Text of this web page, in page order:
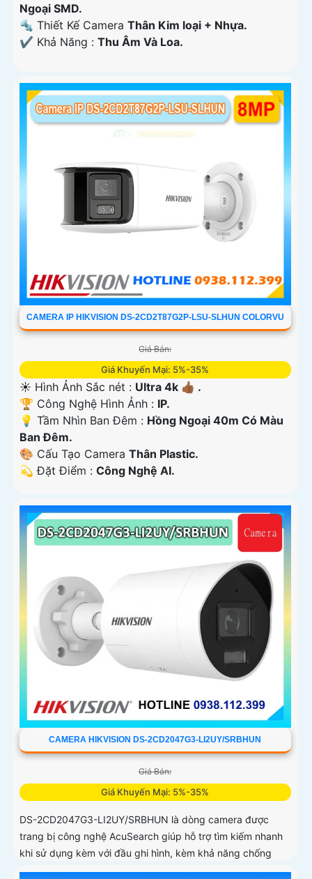
Ngoại SMD.
🔩 Thiết Kế Camera Thân Kim loại + Nhựa.
️✔️ Khả Năng : Thu Âm Và Loa.
CAMERA IP HIKVISION DS-2CD2T87G2P-LSU-SLHUN COLORVU
Giá Bán:
Giá Khuyến Mại: 5%-35%
☀️ Hình Ảnh Sắc nét : Ultra 4k 👍🏾 .
🏆 Công Nghệ Hình Ảnh : IP.
💡 Tầm Nhìn Ban Đêm : Hồng Ngoại 40m Có Màu
Ban Ðêm.
🎨 Cấu Tạo Camera Thân Plastic.
️💫 Đặt Điểm : Công Nghệ AI.
CAMERA HIKVISION DS-2CD2047G3-LI2UY/SRBHUN
Giá Bán:
Giá Khuyến Mại: 5%-35%
DS-2CD2047G3-LI2UY/SRBHUN là dòng camera được
trang bị công nghệ AcuSearch giúp hỗ trợ tìm kiếm nhanh
khi sử dụng kèm với đầu ghi hình, kèm khả năng chống
ngược sáng WDR 130dB, trang bị micro kép và loa hỗ trợ